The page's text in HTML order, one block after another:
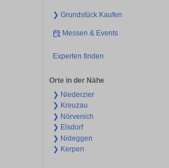
❯ Grundstück Kaufen
Messen & Events
Experten finden
Orte in der Nähe
❯ Niederzier
❯ Kreuzau
❯ Nörvenich
❯ Elsdorf
❯ Nideggen
❯ Kerpen